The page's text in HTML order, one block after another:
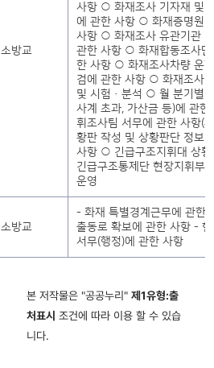
소방교
사항 ○ 화재조사 기자재 및
에 관한 사항 ○ 화재증명원
사항 ○ 화재조사 유관기관
관한 사항 ○ 화재합동조사단
한 사항 ○ 화재조사차량 운
검에 관한 사항 ○ 화재조사
및 시험·분석 ○ 월 분기별
사계 초과, 가산금 등)에 관
휘조사팀 서무에 관한 사항(
황판 작성 및 상황판단 정보
사항 ○ 긴급구조지휘대 상
긴급구조통제단 현장지휘부
운영
소방교
- 화재 특별경계근무에 관한
출동로 확보에 관한 사항 -
서무(행정)에 관한 사항
본 저작물은 "공공누리" 제1유형:출
처표시 조건에 따라 이용 할 수 있습
니다.